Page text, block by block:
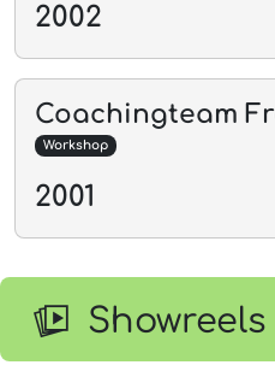
2002
Coachingteam
Workshop
2001
Showreels